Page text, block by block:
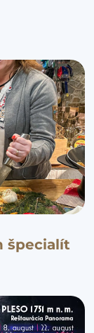
špecialít